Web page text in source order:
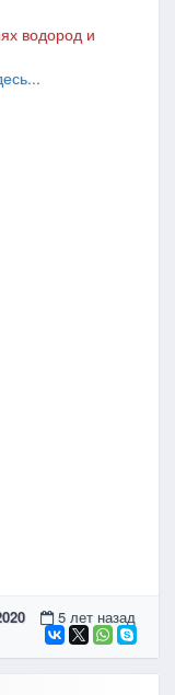
водород и
5 лет назад